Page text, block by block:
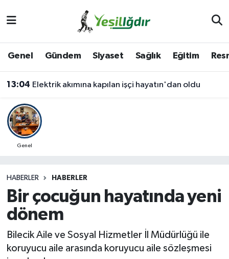
Genel Gündem Siyaset Sağlık Eğitim
13:04 Elektrik akımına kapılan işçi hayatın'dan oldu
Genel
HABERLER HABERLER
Bir çocuğun hayatında yeni
dönem
Bilecik Aile ve Sosyal Hizmetler İl Müdürlüğü ile
koruyucu aile arasında koruyucu aile sözleşmesi
İğdir Namaz Vakitleri
Iğdır Trafik Yoğunluk Haritası
Süper Lig Puan Durumu ve Fikstür
Son Dakika Haberleri
Haber Arşivi